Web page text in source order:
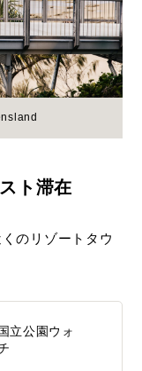
ト滞在
のリゾートタウ
立公園ウォ